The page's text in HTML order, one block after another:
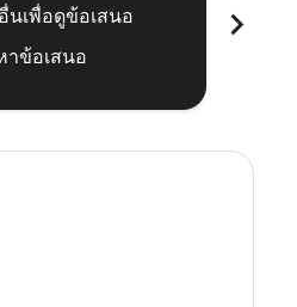
นเพื่อดูข้อเสนอ
าข้อเสนอ
chevron_right